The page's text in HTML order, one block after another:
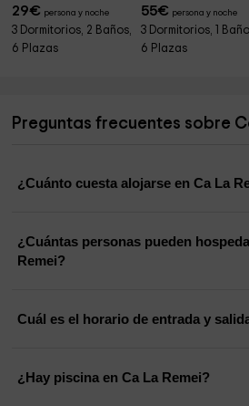
29€ persona y noche
3 Dormitorios, 2 Baños,
6 Plazas
55€ persona y noche
3 Dormitorios, 1
6 Plazas
Preguntas frecuentes sobre
¿Cuánto cuesta alojarse en Ca La
¿Cuántas personas pueden
Remei?
¿Hay piscina en Ca La Remei?